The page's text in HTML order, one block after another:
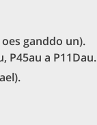
ganddo un).
P45au a P11Dau.